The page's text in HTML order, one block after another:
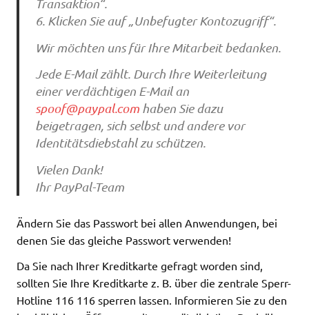
Transaktion“.
6. Klicken Sie auf „Unbefugter Kontozugriff“.
Wir möchten uns für Ihre Mitarbeit bedanken.
Jede E-Mail zählt. Durch Ihre Weiterleitung
einer verdächtigen E-Mail an
spoof@paypal.comhaben Sie dazu
beigetragen, sich selbst und andere vor
Identitätsdiebstahl zu schützen.
Vielen Dank!
Ihr PayPal-Team
Ändern Sie das Passwort bei allen Anwendungen, bei
denen Sie das gleiche Passwort verwenden!
Da Sie nach Ihrer Kreditkarte gefragt worden sind,
sollten Sie Ihre Kreditkarte z. B. über die zentrale Sperr-
Hotline 116 116 sperren lassen. Informieren Sie zu den